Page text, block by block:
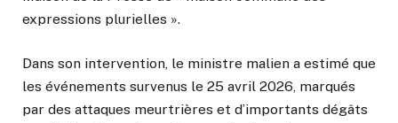
expressions plurielles ».
Dans son intervention, le ministre malien a estimé que
les événements survenus le 25 avril 2026, marqués
par des attaques meurtrières et d’importants dégâts